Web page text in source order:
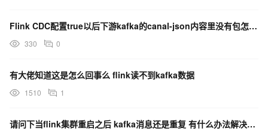
Flink CDC配置true以后下游kafka的canal-json内容里没有包怎么办？
330 0
有大佬知道这是怎么回事么 flink读不到kafka数据
1510 1
请问下当flink集群重启之后 kafka消息还是重复 有什么办法解决吗 kafka sink 已设